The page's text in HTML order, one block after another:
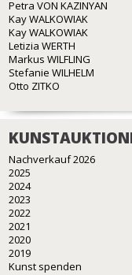
Petra VON KAZINYAN
Kay WALKOWIAK
Kay WALKOWIAK
Letizia WERTH
Markus WILFLING
Stefanie WILHELM
Otto ZITKO
Nachverkauf 2026
2025
2024
2023
2022
2021
2020
2019
Kunst spenden